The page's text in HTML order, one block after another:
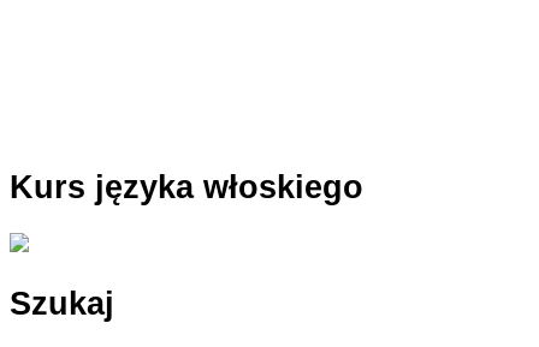
Kurs języka włoskiego
Szukaj